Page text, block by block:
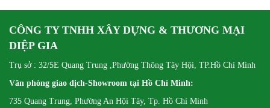
CÔNG TY TNHH XÂY DỰNG & THƯƠNG MẠI
DIỆP GIA
Trụ sở : 32/5E Quang Trung ,Phường Thông Tây Hội, TP.Hồ Chí Minh
Văn phòng giao dịch-Showroom tại Hồ Chí Minh:
735 Quang Trung, Phường An Hội Tây, Tp. Hồ Chí Minh